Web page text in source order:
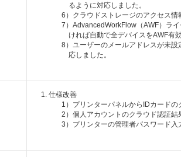
るように対応しました。
6）クラウドストレージのアクセス情
7）AdvancedWorkFlow（AWF）ラ
ければ自動で全デバイスをAWF有
8）ユーザーのメールアドレスが未
応しました。
仕様改善
1）プリンターパネルからIDカードの
2）個人アカウントのクラウド認証結
3）プリンターの管理者パスワード入